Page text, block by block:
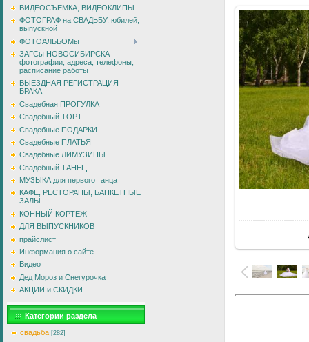
ВИДЕОСЪЕМКА, ВИДЕОКЛИПЫ
ФОТОГРАФ на СВАДЬБУ, юбилей,
выпускной
ФОТОАЛЬБОМы
ЗАГСы НОВОСИБИРСКА -
фотографии, адреса, телефоны,
расписание работы
ВЫЕЗДНАЯ РЕГИСТРАЦИЯ
БРАКА
Свадебная ПРОГУЛКА
Свадебный ТОРТ
Свадебные ПОДАРКИ
Свадебные ПЛАТЬЯ
Свадебные ЛИМУЗИНЫ
Свадебный ТАНЕЦ
МУЗЫКА для первого танца
КАФЕ, РЕСТОРАНЫ, БАНКЕТНЫЕ
ЗАЛЫ
КОННЫЙ КОРТЕЖ
ДЛЯ ВЫПУСКНИКОВ
прайслист
Информация о сайте
Видео
Дед Мороз и Снегурочка
АКЦИИ и СКИДКИ
Категории раздела
свадьба [282]